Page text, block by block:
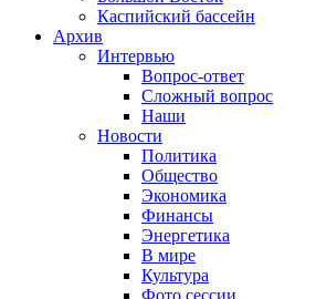
Каспийский бассейн
Архив
Интервью
Вопрос-ответ
Сложный вопрос
Наши
Новости
Политика
Общество
Экономика
Финансы
Энергетика
В мире
Культура
Фото сессии